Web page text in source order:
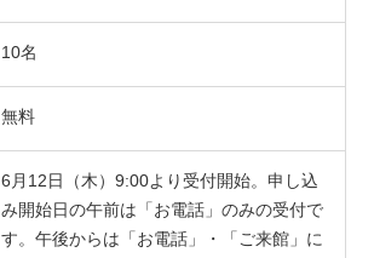
10名
無料
6月12日（木）9:00より受付開始。申し込
み開始日の午前は「お電話」のみの受付で
す。午後からは「お電話」・「ご来館」に